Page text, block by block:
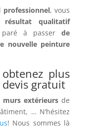
professionnel, vous
qualitatif
paré à passerde
nouvelle peinture
plus
gratuit
murs extérieurs de
… N’hésitez
! Nous sommes là